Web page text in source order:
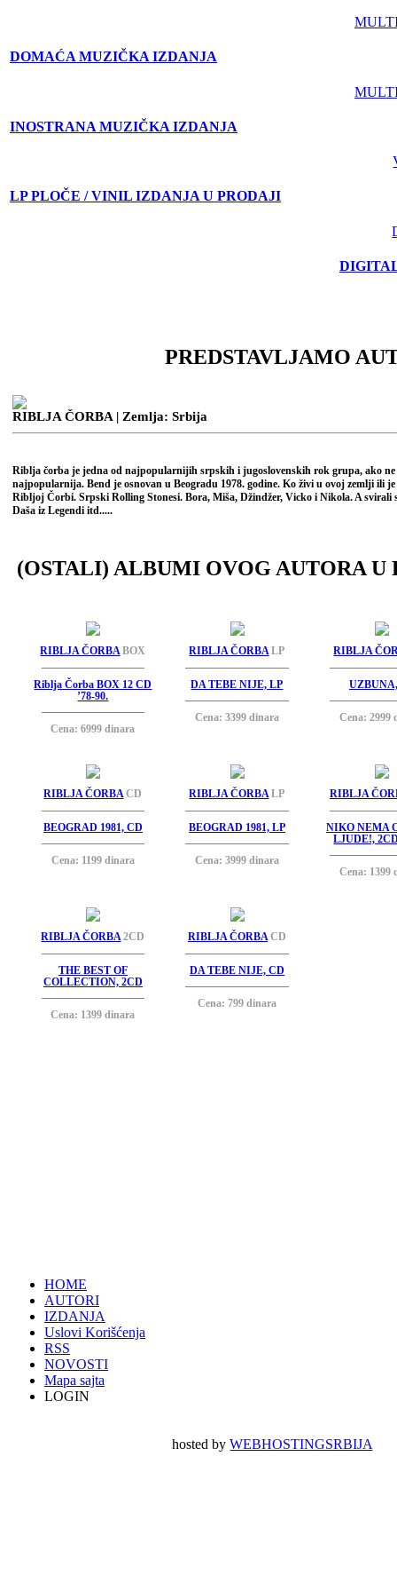
DOMAĆA MUZIČKA IZDANJA
INOSTRANA MUZIČKA IZDANJA
LP PLOČE / VINIL IZDANJA U PRODAJI
PREDSTAVLJAMO
RIBLJA ČORBA | Zemlja: Srbija
Riblja čorba je jedna od najpopularnijih srpskih i jugoslovenskih rok grupa, ako ne
najpopularnija. Bend je osnovan u Beogradu 1978. godine. Ko živi u ovoj zemlji ili
Ribljoj Čorbi. Srpski Rolling Stonesi. Bora, Miša, Džindžer, Vicko i Nikola. A
Daša iz Legendi itd.....
(OSTALI) ALBUMI OVOG AUTORA U
RIBLJA ČORBABOX
Riblja Čorba BOX 12 CD
’78-90.
Cena: 6999 dinara
RIBLJA ČORBALP
DA TEBE NIJE, LP
Cena: 3399 dinara
RIBLJA
Cena: 2999
RIBLJA ČORBACD
BEOGRAD 1981, CD
Cena: 1199 dinara
RIBLJA ČORBALP
BEOGRAD 1981, LP
Cena: 3999 dinara
RIBLJA
NIKO NEMA
LJUDE!,
Cena: 1399
RIBLJA ČORBA2CD
THE BEST OF
COLLECTION, 2CD
Cena: 1399 dinara
RIBLJA ČORBACD
DA TEBE NIJE, CD
Cena: 799 dinara
HOME
AUTORI
IZDANJA
Uslovi Korišćenja
RSS
NOVOSTI
Mapa sajta
LOGIN
hosted byWEBHOSTINGSRBIJA